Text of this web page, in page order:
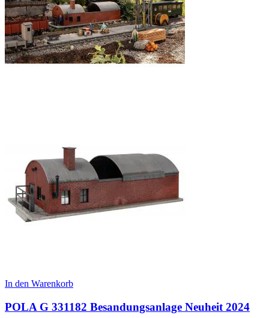
In den Warenkorb
POLA G 331182 Besandungsanlage Neuheit 2024